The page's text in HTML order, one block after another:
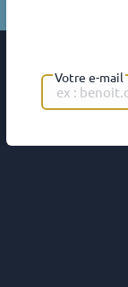
Votre e-mail